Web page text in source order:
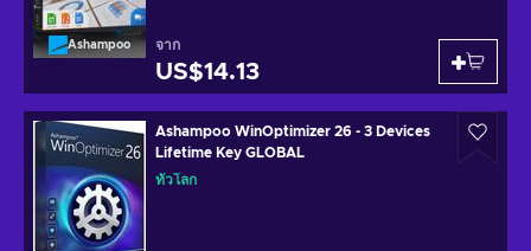
Ashampoo จาก
US$14.13
Ashampoo WinOptimizer 26 - 3 Devices
Lifetime Key GLOBAL
ทั่วโลก